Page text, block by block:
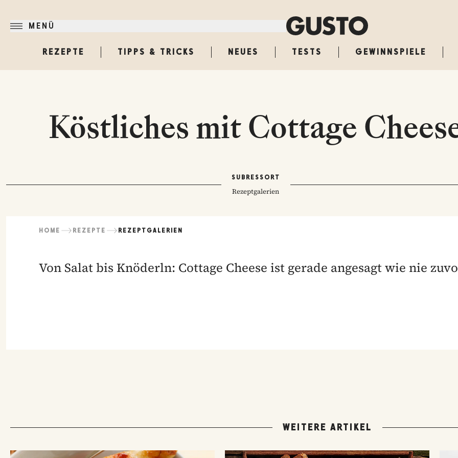
MENÜ
REZEPTE TIPPS & TRICKS NEUES TESTS GEWINNSPIELE
Köstliches mit Cottage
SUBRESSORT
Rezeptgalerien
HOME REZEPTE REZEPTGALERIEN
Von Salat bis Knöderln: Cottage Cheese ist gerade angesagt wie nie
WEITERE ARTIKEL